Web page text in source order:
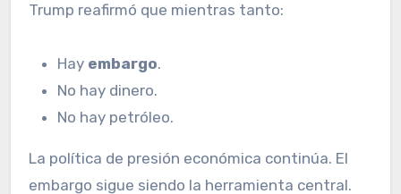
Trump reafirmó que mientras tanto:
Hay embargo.
No hay dinero.
No hay petróleo.
La política de presión económica continúa. El
embargo sigue siendo la herramienta central.